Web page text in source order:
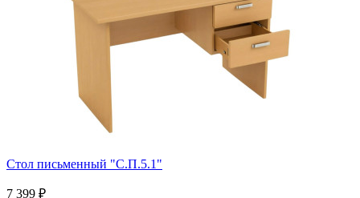
Стол письменный "С.П.5.1"
7 399 ₽